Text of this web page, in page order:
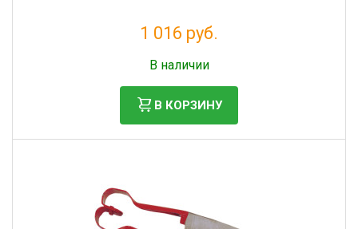
1 016 руб.
В наличии
В КОРЗИНУ